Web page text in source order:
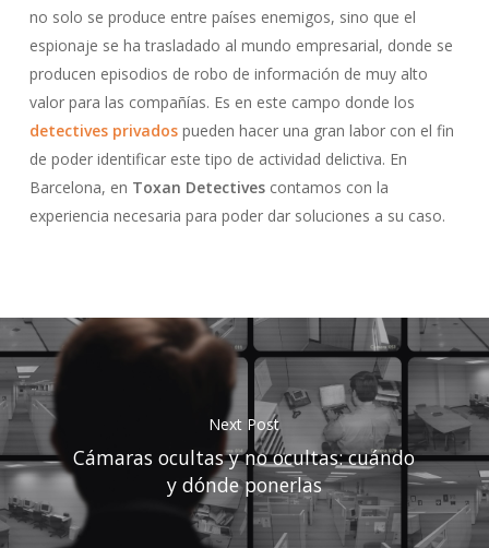
no solo se produce entre países enemigos, sino que el
espionaje se ha trasladado al mundo empresarial, donde se
producen episodios de robo de información de muy alto
valor para las compañías. Es en este campo donde los
detectives privadospueden hacer una gran labor con el fin
de poder identificar este tipo de actividad delictiva. En
Barcelona, en Toxan Detectivescontamos con la
experiencia necesaria para poder dar soluciones a su caso.
Next Post
Cámaras ocultas y no ocultas: cuándo
y dónde ponerlas